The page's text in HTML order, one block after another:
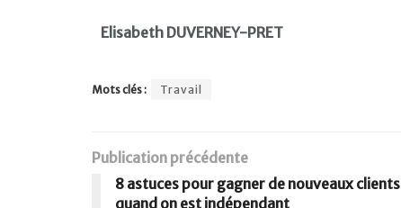
Elisabeth DUVERNEY-PRET
Mots clés : Travail
Publication précédente
8 astuces pour gagner de nouveaux clients
quand on est indépendant